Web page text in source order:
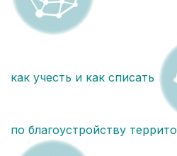
как учесть и как списать
по благоустройству